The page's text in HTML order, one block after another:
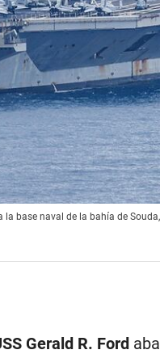
base naval de la bahía de
Gerald R. Ford